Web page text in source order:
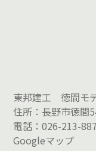
東邦建工 徳間モ
住所：長野市徳間
電話：026-213-
Googleマップ